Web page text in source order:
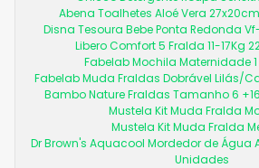
Abena Toalhetes Aloé Vera
Disna Tesoura Bebe Ponta Redonda
Libero Comfort 5 Fralda 11-17Kg
Fabelab Mochila Maternidade
Fabelab Muda Fraldas Dobrável Lilás/
Bambo Nature Fraldas Tamanho 6
Mustela Kit Muda Fralda
Mustela Kit Muda Fralda
Dr Brown's Aquacool Mordedor de Água
Unidades